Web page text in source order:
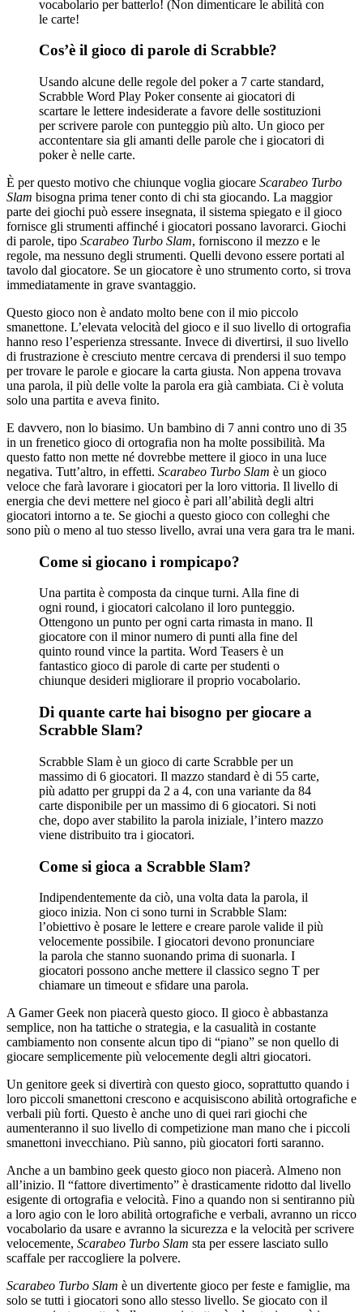
vocabolario per batterlo! (Non dimenticare le abilità con
le carte!
Cos’è il gioco di parole di Scrabble?
Usando alcune delle regole del poker a 7 carte standard,
Scrabble Word Play Poker consente ai giocatori di
scartare le lettere indesiderate a favore delle sostituzioni
per scrivere parole con punteggio più alto. Un gioco per
accontentare sia gli amanti delle parole che i giocatori di
poker è nelle carte.
È per questo motivo che chiunque voglia giocare Scarabeo Turbo
Slam bisogna prima tener conto di chi sta giocando. La maggior
parte dei giochi può essere insegnata, il sistema spiegato e il gioco
fornisce gli strumenti affinché i giocatori possano lavorarci. Giochi
di parole, tipo Scarabeo Turbo Slam, forniscono il mezzo e le
regole, ma nessuno degli strumenti. Quelli devono essere portati al
tavolo dal giocatore. Se un giocatore è uno strumento corto, si trova
immediatamente in grave svantaggio.
Questo gioco non è andato molto bene con il mio piccolo
smanettone. L’elevata velocità del gioco e il suo livello di ortografia
hanno reso l’esperienza stressante. Invece di divertirsi, il suo livello
di frustrazione è cresciuto mentre cercava di prendersi il suo tempo
per trovare le parole e giocare la carta giusta. Non appena trovava
una parola, il più delle volte la parola era già cambiata. Ci è voluta
solo una partita e aveva finito.
E davvero, non lo biasimo. Un bambino di 7 anni contro uno di 35
in un frenetico gioco di ortografia non ha molte possibilità. Ma
questo fatto non mette né dovrebbe mettere il gioco in una luce
negativa. Tutt’altro, in effetti. Scarabeo Turbo Slam è un gioco
veloce che farà lavorare i giocatori per la loro vittoria. Il livello di
energia che devi mettere nel gioco è pari all’abilità degli altri
giocatori intorno a te. Se giochi a questo gioco con colleghi che
sono più o meno al tuo stesso livello, avrai una vera gara tra le mani.
Come si giocano i rompicapo?
Una partita è composta da cinque turni. Alla fine di
ogni round, i giocatori calcolano il loro punteggio.
Ottengono un punto per ogni carta rimasta in mano. Il
giocatore con il minor numero di punti alla fine del
quinto round vince la partita. Word Teasers è un
fantastico gioco di parole di carte per studenti o
chiunque desideri migliorare il proprio vocabolario.
Di quante carte hai bisogno per giocare a
Scrabble Slam?
Scrabble Slam è un gioco di carte Scrabble per un
massimo di 6 giocatori. Il mazzo standard è di 55 carte,
più adatto per gruppi da 2 a 4, con una variante da 84
carte disponibile per un massimo di 6 giocatori. Si noti
che, dopo aver stabilito la parola iniziale, l’intero mazzo
viene distribuito tra i giocatori.
Come si gioca a Scrabble Slam?
Indipendentemente da ciò, una volta data la parola, il
gioco inizia. Non ci sono turni in Scrabble Slam:
l’obiettivo è posare le lettere e creare parole valide il più
velocemente possibile. I giocatori devono pronunciare
la parola che stanno suonando prima di suonarla. I
giocatori possono anche mettere il classico segno T per
chiamare un timeout e sfidare una parola.
A Gamer Geek non piacerà questo gioco. Il gioco è abbastanza
semplice, non ha tattiche o strategia, e la casualità in costante
cambiamento non consente alcun tipo di “piano” se non quello di
giocare semplicemente più velocemente degli altri giocatori.
Un genitore geek si divertirà con questo gioco, soprattutto quando i
loro piccoli smanettoni crescono e acquisiscono abilità ortografiche e
verbali più forti. Questo è anche uno di quei rari giochi che
aumenteranno il suo livello di competizione man mano che i piccoli
smanettoni invecchiano. Più sanno, più giocatori forti saranno.
Anche a un bambino geek questo gioco non piacerà. Almeno non
all’inizio. Il “fattore divertimento” è drasticamente ridotto dal livello
esigente di ortografia e velocità. Fino a quando non si sentiranno più
a loro agio con le loro abilità ortografiche e verbali, avranno un ricco
vocabolario da usare e avranno la sicurezza e la velocità per scrivere
velocemente, Scarabeo Turbo Slam sta per essere lasciato sullo
scaffale per raccogliere la polvere.
Scarabeo Turbo Slam è un divertente gioco per feste e famiglie, ma
solo se tutti i giocatori sono allo stesso livello. Se giocato con il